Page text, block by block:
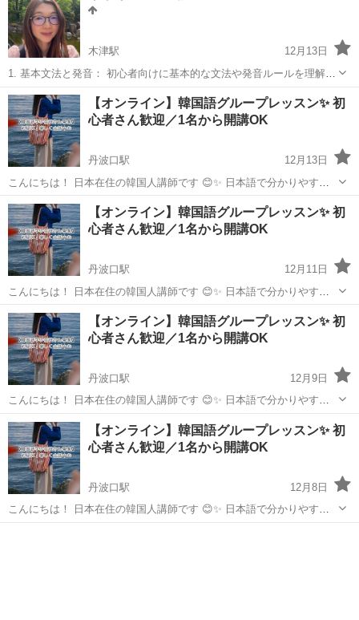
木津駅
12月13日
1. 基本文法と発音： 初心者向けに基本的な文法や発音ルールを理解す
るための授業。 2. 日常会話： 実際のコミュニケーションに役立つ日
常会話スキルの強化。 3. 文化理解： 韓国の歴史、習慣、伝統など、
言語と文...
京都 京都市 韓国語 文化
【オンライン】韓国語グループレッスン✨ 初
心者さん歓迎／1名から開講OK
丹波口駅
12月13日
こんにちは！ 日本在住の韓国人講師です 😊✨ 日本語で分かりやすく
説明できます 韓国語教育経験多数 10年間、多くの方と向き合い、積み
重ねてきたノウハウで 友達のようなサポーターでありたいと思ってい
ます。 ...
京都 京都市 丹波口駅 韓国語 レッスン
【オンライン】韓国語グループレッスン✨ 初
心者さん歓迎／1名から開講OK
丹波口駅
12月11日
こんにちは！ 日本在住の韓国人講師です 😊✨ 日本語で分かりやすく
説明できます 韓国語教育経験多数 10年間、多くの方と向き合い、積み
重ねてきたノウハウで 友達のようなサポーターでありたいと思ってい
ます。 ...
京都 京都市 丹波口駅 韓国語 レッスン
【オンライン】韓国語グループレッスン✨ 初
心者さん歓迎／1名から開講OK
丹波口駅
12月9日
こんにちは！ 日本在住の韓国人講師です 😊✨ 日本語で分かりやすく
説明できます 韓国語教育経験多数 10年間、多くの方と向き合い、積み
重ねてきたノウハウで 友達のようなサポーターでありたいと思ってい
ます。 ...
京都 京都市 丹波口駅 韓国語 レッスン
【オンライン】韓国語グループレッスン✨ 初
心者さん歓迎／1名から開講OK
丹波口駅
12月8日
こんにちは！ 日本在住の韓国人講師です 😊✨ 日本語で分かりやすく
説明できます 韓国語教育経験多数 10年間、多くの方と向き合い、積み